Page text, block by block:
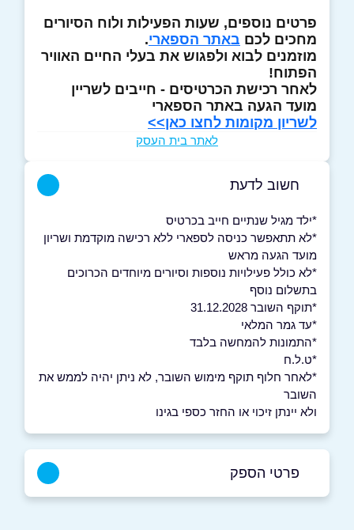
פרטים נוספים, שעות הפעילות ולוח הסיורים
מחכים לכם באתר הספארי.
מוזמנים לבוא ולפגוש את בעלי החיים האוויר
הפתוח!
לאחר רכישת הכרטיסים - חייבים לשריין
מועד הגעה באתר הספארי
לשריון מקומות לחצו כאן>>
לאתר בית העסק
חשוב לדעת
*ילד מגיל שנתיים חייב בכרטיס
*לא תתאפשר כניסה לספארי ללא רכישה מוקדמת ושריון
מועד הגעה מראש
*לא כולל פעילויות נוספות וסיורים מיוחדים הכרוכים
בתשלום נוסף
*תוקף השובר 31.12.2028
*עד גמר המלאי
*התמונות להמחשה בלבד
*ט.ל.ח
*לאחר חלוף תוקף מימוש השובר, לא ניתן יהיה לממש את
השובר
ולא יינתן זיכוי או החזר כספי בגינו
פרטי הספק